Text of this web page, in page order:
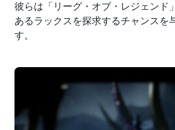
彼らは「リーグ・オブ・レジェンド
あるラックスを探求するチャンスを
す。